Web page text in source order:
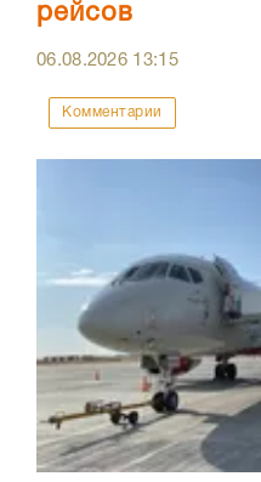
рейсов
06.08.2026 13:15
Комментарии